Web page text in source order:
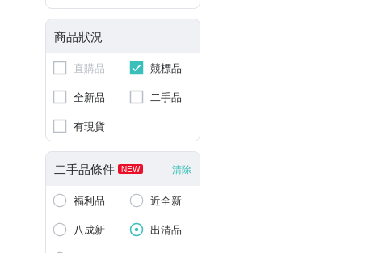
商品狀況
直購品
競標品
全新品
二手品
有現貨
二手品條件 NEW 清除
福利品
近全新
八成新
出清品